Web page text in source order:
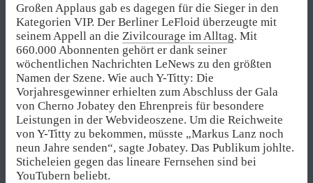
Großen Applaus gab es dagegen für die Sieger in den
Kategorien VIP. Der Berliner LeFloid überzeugte mit
seinem Appell an die Zivilcourage im Alltag. Mit
660.000 Abonnenten gehört er dank seiner
wöchentlichen Nachrichten LeNews zu den größten
Namen der Szene. Wie auch Y-Titty: Die
Vorjahresgewinner erhielten zum Abschluss der Gala
von Cherno Jobatey den Ehrenpreis für besondere
Leistungen in der Webvideoszene. Um die Reichweite
von Y-Titty zu bekommen, müsste „Markus Lanz noch
neun Jahre senden“, sagte Jobatey. Das Publikum johlte.
Sticheleien gegen das lineare Fernsehen sind bei
YouTubern beliebt.